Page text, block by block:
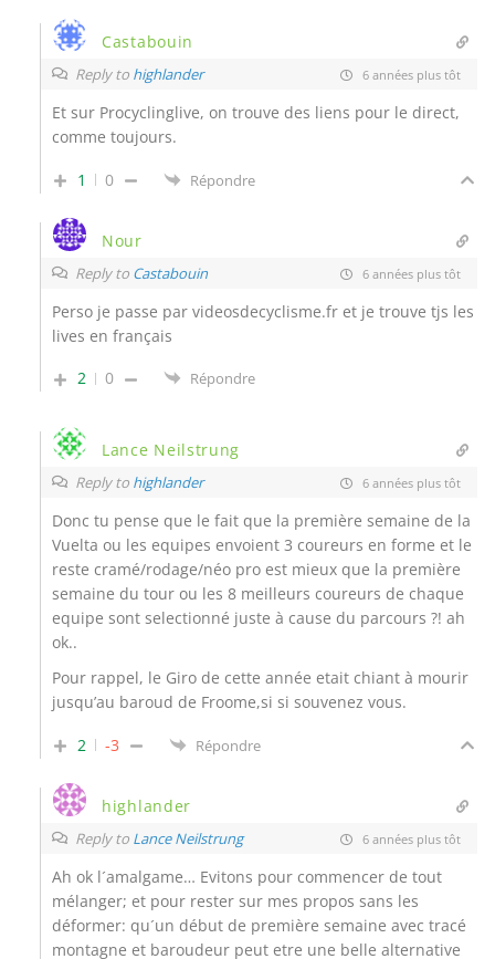
Castabouin
Reply to highlander 6 années plus tôt
Et sur Procyclinglive, on trouve des liens pour le direct,
comme toujours.
1 0 Répondre
Nour
Reply to Castabouin 6 années plus tôt
Perso je passe par videosdecyclisme.fr et je trouve tjs les
lives en français
2
0 Répondre
Lance Neilstrung
Reply to highlander 6 années plus tôt
Donc tu pense que le fait que la première semaine de la
Vuelta ou les equipes envoient 3 coureurs en forme et le
reste cramé/rodage/néo pro est mieux que la première
semaine du tour ou les 8 meilleurs coureurs de chaque
equipe sont selectionné juste à cause du parcours ?! ah
ok..
Pour rappel, le Giro de cette année etait chiant à mourir
jusqu’au baroud de Froome,si si souvenez vous.
2 -3 Répondre
highlander
Reply to Lance Neilstrung 6 années plus tôt
Ah ok l´amalgame… Evitons pour commencer de tout
mélanger; et pour rester sur mes propos sans les
déformer: qu´un début de première semaine avec tracé
montagne et baroudeur peut etre une belle alternative